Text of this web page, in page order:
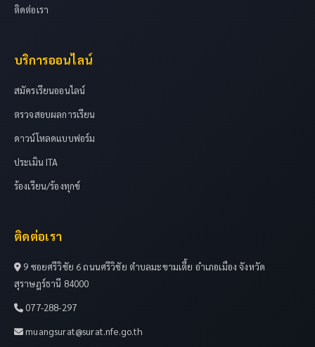
ติดต่อเรา
บริการออนไลน์
สมัครเรียนออนไลน์
ตรวจสอบผลการเรียน
ดาวน์โหลดแบบฟอร์ม
ประเมิน ITA
ร้องเรียน/ร้องทุกข์
ติดต่อเรา
9 ซอยศรีวิชัย 6 ถนนศรีวิชัย ตำบลมะขามเตี้ย อำเภอเมือง จังหวัด
สุราษฎร์ธานี 84000
077-288-297
muangsurat@surat.nfe.go.th